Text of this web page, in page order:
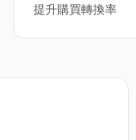
提升購買轉換率